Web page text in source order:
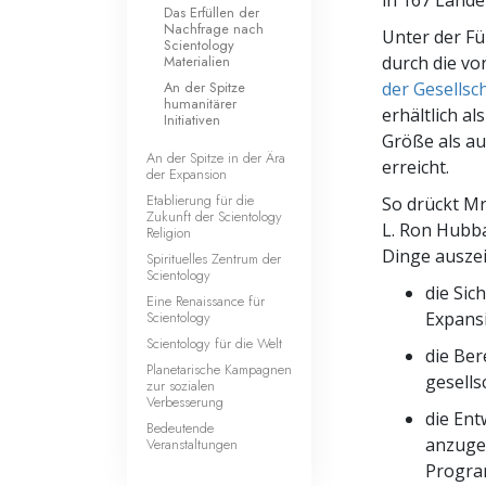
Unter der
durch die
der
erhältlich
Größe als
erreicht.
So drückt
L. Ron
Dinge
die
die
die
Das Erfüllen der
Nachfrage nach
Scientology
Materialien
An der Spitze
humanitärer
Initiativen
An der Spitze in der Ära
der Expansion
Etablierung für die
Zukunft der Scientology
Religion
Spirituelles Zentrum der
Scientology
Eine Renaissance für
Scientology
Scientology für die Welt
Planetarische Kampagnen
zur sozialen
Verbesserung
Bedeutende
Veranstaltungen